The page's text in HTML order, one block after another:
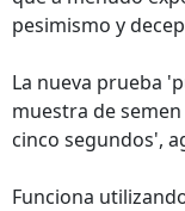
pesimismo y
La nueva prueba
muestra de
cinco segundos',
Funciona